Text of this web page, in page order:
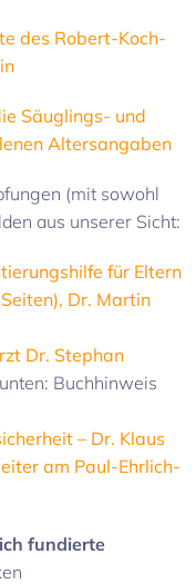
des Robert-Koch-
Säuglings- und
Altersangaben
(mit sowohl
aus unserer Sicht:
für Eltern
Dr. Martin
Dr. Stephan
Buchhinweis
– Dr. Klaus
am Paul-Ehrlich-
fundierte